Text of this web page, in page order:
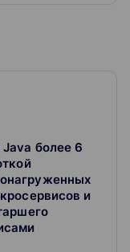
более 6
и